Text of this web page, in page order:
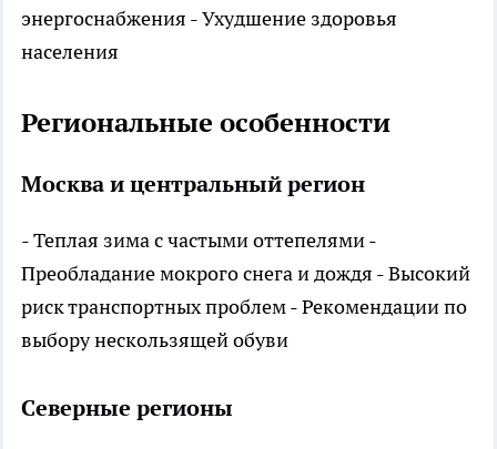
энергоснабжения - Ухудшение здоровья
населения
Региональные особенности
Москва и центральный регион
- Теплая зима с частыми оттепелями -
Преобладание мокрого снега и дождя - Высокий
риск транспортных проблем - Рекомендации по
выбору нескользящей обуви
Северные регионы